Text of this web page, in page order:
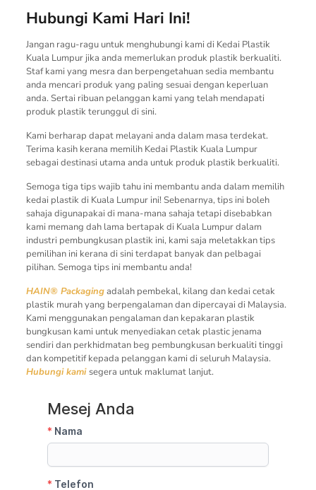
Hubungi Kami Hari Ini!
Jangan ragu-ragu untuk menghubungi kami di Kedai Plastik
Kuala Lumpur jika anda memerlukan produk plastik berkualiti.
Staf kami yang mesra dan berpengetahuan sedia membantu
anda mencari produk yang paling sesuai dengan keperluan
anda. Sertai ribuan pelanggan kami yang telah mendapati
produk plastik terunggul di sini.
Kami berharap dapat melayani anda dalam masa terdekat.
Terima kasih kerana memilih Kedai Plastik Kuala Lumpur
sebagai destinasi utama anda untuk produk plastik berkualiti.
Semoga tiga tips wajib tahu ini membantu anda dalam memilih
kedai plastik di Kuala Lumpur ini! Sebenarnya, tips ini boleh
sahaja digunapakai di mana-mana sahaja tetapi disebabkan
kami memang dah lama bertapak di Kuala Lumpur dalam
industri pembungkusan plastik ini, kami saja meletakkan tips
pemilihan ini kerana di sini terdapat banyak dan pelbagai
pilihan. Semoga tips ini membantu anda!
HAIN® Packagingadalah pembekal, kilang dan kedai cetak
plastik murah yang berpengalaman dan dipercayai di Malaysia.
Kami menggunakan pengalaman dan kepakaran plastik
bungkusan kami untuk menyediakan cetak plastic jenama
sendiri dan perkhidmatan beg pembungkusan berkualiti tinggi
dan kompetitif kepada pelanggan kami di seluruh Malaysia.
Hubungi kamisegera untuk maklumat lanjut.